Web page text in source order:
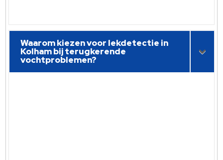
Waarom kiezen voor lekdetectie in
Kolham bij terugkerende
vochtproblemen?